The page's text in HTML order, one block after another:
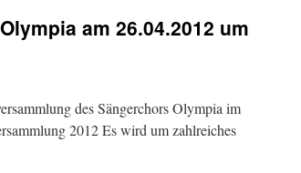
am 26.04.2012 um
des Sängerchors Olympia im
2012 Es wird um zahlreiches